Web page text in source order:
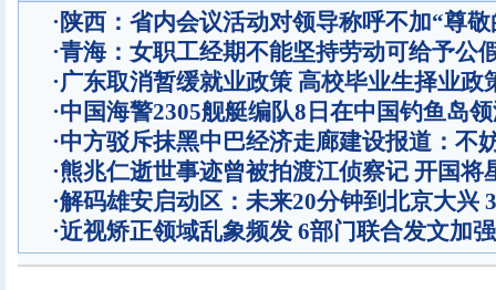
·陕西：省内会议活动对领导称呼不加“尊敬
·青海：女职工经期不能坚持劳动可给予公
·广东取消暂缓就业政策 高校毕业生择业政
·中国海警2305舰艇编队8日在中国钓鱼岛
·中方驳斥抹黑中巴经济走廊建设报道：不
·熊兆仁逝世事迹曾被拍渡江侦察记 开国将
·解码雄安启动区：未来20分钟到北京大兴
·近视矫正领域乱象频发 6部门联合发文加